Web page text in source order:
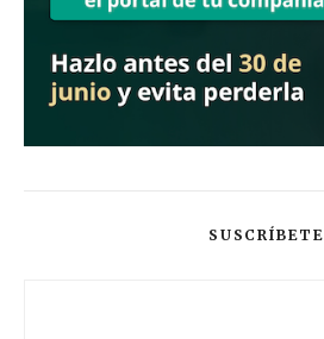
SUSCRÍBETE